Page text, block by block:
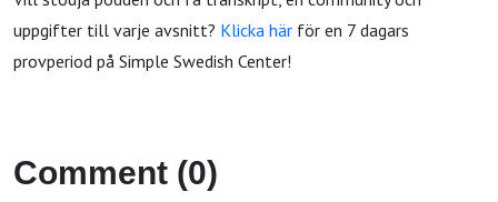
uppgifter till varje avsnitt? Klicka här för en 7 dagars
provperiod på Simple Swedish Center!
Comment (0)